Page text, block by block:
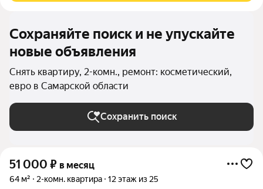
Сохраняйте поиск и не упускайте
новые объявления
Снять квартиру, 2-комн., ремонт: косметический,
евро в Самарской области
Сохранить поиск
51 000 ₽ в месяц
64 м² 2-комн. квартира 12 этаж из 25